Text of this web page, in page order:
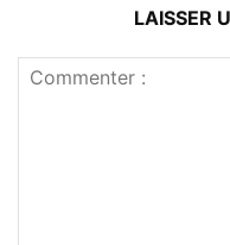
LAISSER